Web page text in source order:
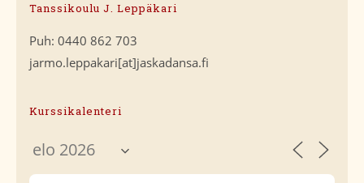
Tanssikoulu J. Leppäkari
Puh: 0440 862 703
jarmo.leppakari[at]jaskadansa.fi
Kurssikalenteri